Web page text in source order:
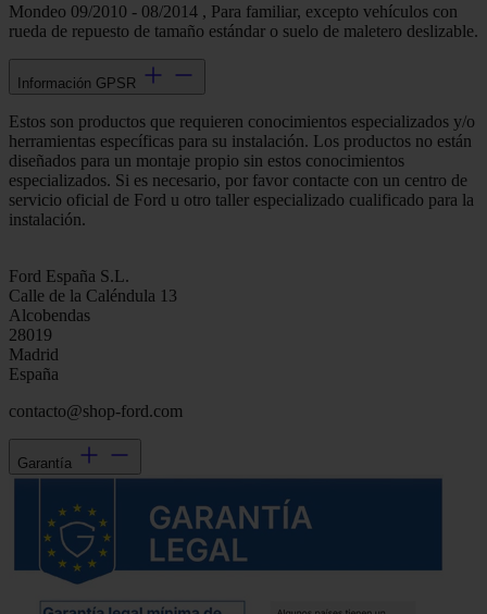
Mondeo 09/2010 - 08/2014 , Para familiar, excepto vehículos con
rueda de repuesto de tamaño estándar o suelo de maletero deslizable.
Información GPSR
Estos son productos que requieren conocimientos especializados y/o
herramientas específicas para su instalación. Los productos no están
diseñados para un montaje propio sin estos conocimientos
especializados. Si es necesario, por favor contacte con un centro de
servicio oficial de Ford u otro taller especializado cualificado para la
instalación.
Ford España S.L.
Calle de la Caléndula 13
Alcobendas
28019
Madrid
España
contacto@shop-ford.com
Garantía